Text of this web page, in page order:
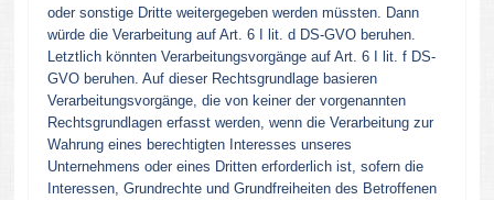
oder sonstige Dritte weitergegeben werden müssten. Dann
würde die Verarbeitung auf Art. 6 I lit. d DS-GVO beruhen.
Letztlich könnten Verarbeitungsvorgänge auf Art. 6 I lit. f DS-
GVO beruhen. Auf dieser Rechtsgrundlage basieren
Verarbeitungsvorgänge, die von keiner der vorgenannten
Rechtsgrundlagen erfasst werden, wenn die Verarbeitung zur
Wahrung eines berechtigten Interesses unseres
Unternehmens oder eines Dritten erforderlich ist, sofern die
Interessen, Grundrechte und Grundfreiheiten des Betroffenen